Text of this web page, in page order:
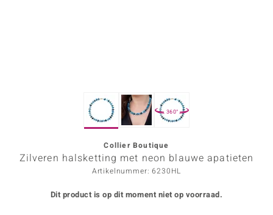
360°
Collier Boutique
Zilveren halsketting met neon blauwe apatieten
Artikelnummer: 6230HL
Dit product is op dit moment niet op voorraad.